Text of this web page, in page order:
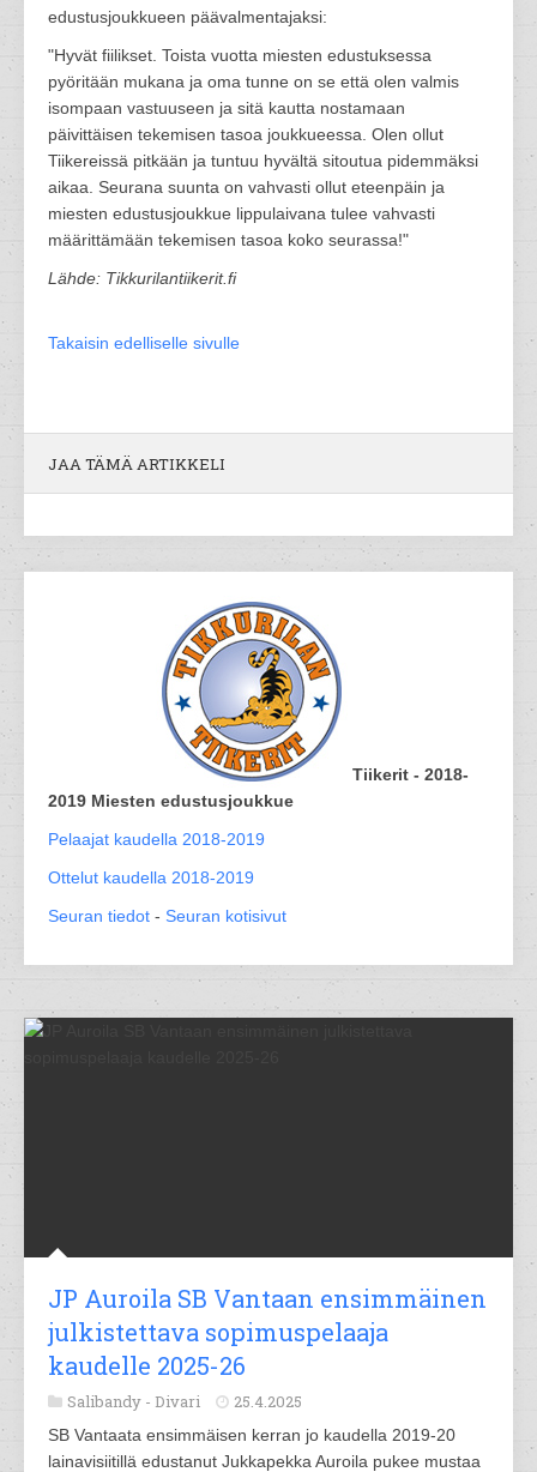
edustusjoukkueen päävalmentajaksi:
"Hyvät fiilikset. Toista vuotta miesten edustuksessa
pyöritään mukana ja oma tunne on se että olen valmis
isompaan vastuuseen ja sitä kautta nostamaan
päivittäisen tekemisen tasoa joukkueessa. Olen ollut
Tiikereissä pitkään ja tuntuu hyvältä sitoutua pidemmäksi
aikaa. Seurana suunta on vahvasti ollut eteenpäin ja
miesten edustusjoukkue lippulaivana tulee vahvasti
määrittämään tekemisen tasoa koko seurassa!"
Lähde: Tikkurilantiikerit.fi
Takaisin edelliselle sivulle
JAA TÄMÄ ARTIKKELI
Tiikerit - 2018-
2019 Miesten edustusjoukkue
Pelaajat kaudella 2018-2019
Ottelut kaudella 2018-2019
Seuran tiedot - Seuran kotisivut
JP Auroila SB Vantaan ensimmäinen
julkistettava sopimuspelaaja
kaudelle 2025-26
Salibandy - Divari 25.4.2025
SB Vantaata ensimmäisen kerran jo kaudella 2019-20
lainavisiitillä edustanut Jukkapekka Auroila pukee mustaa